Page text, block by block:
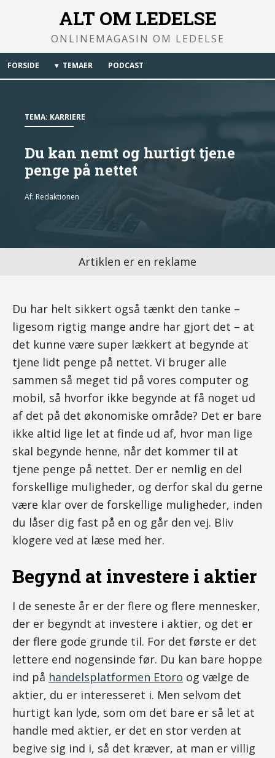
ALT OM LEDELSE
ONLINEMAGASIN OM LEDELSE
FORSIDE TEMAER PODCAST
TEMA: KARRIERE
Du kan nemt og hurtigt tjene
penge på nettet
Af: Redaktionen
Artiklen er en reklame
Du har helt sikkert også tænkt den tanke –
ligesom rigtig mange andre har gjort det – at
det kunne være super lækkert at begynde at
tjene lidt penge på nettet. Vi bruger alle
sammen så meget tid på vores computer og
mobil, så hvorfor ikke begynde at få noget ud
af det på det økonomiske område? Det er bare
ikke altid lige let at finde ud af, hvor man lige
skal begynde henne, når det kommer til at
tjene penge på nettet. Der er nemlig en del
forskellige muligheder, og derfor skal du gerne
være klar over de forskellige muligheder, inden
du låser dig fast på en og går den vej. Bliv
klogere ved at læse med her.
Begynd at investere i aktier
I de seneste år er der flere og flere mennesker,
der er begyndt at investere i aktier, og det er
der flere gode grunde til. For det første er det
lettere end nogensinde før. Du kan bare hoppe
ind på handelsplatformen Etoro og vælge de
aktier, du er interesseret i. Men selvom det
hurtigt kan lyde, som om det bare er så let at
handle med aktier, er det en stor verden at
begive sig ind i, så det kræver, at man er villig